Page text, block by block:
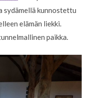
sydämellä kunnostettu
elämän liekki.
paikka.